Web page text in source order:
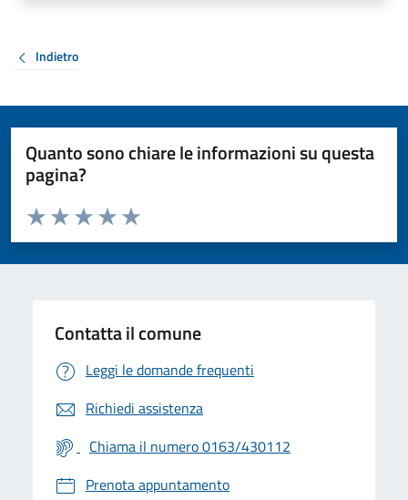
Indietro
Quanto sono chiare le informazioni su questa
pagina?
Valuta da 1 a 5 stelle la pagina
Valuta 5 stelle su 5
Valuta 4 stelle su 5
Valuta 3 stelle su 5
Valuta 2 stelle su 5
Valuta 1 stelle su 5
Contatta il comune
Leggi le domande frequenti
Richiedi assistenza
Chiama il numero 0163/430112
Prenota appuntamento